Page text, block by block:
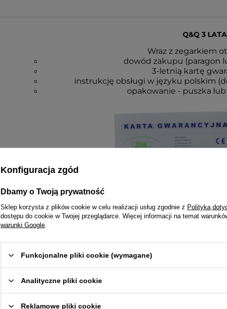
Q&Q 3 LATA
Wraz z zegarkiem
dowód zakupu (paragon
3-letnią kartę
instrukcję obsługi w języku polskim
opakowanie - puszka lub
Konfiguracja zgód
Dbamy o Twoją prywatność
Sklep korzysta z plików cookie w celu realizacji usług zgodnie z Polityką
dostępu do cookie w Twojej przeglądarce. Więcej informacji na temat
warunki Google
Funkcjonalne pliki cookie (wymagane)
Analityczne pliki cookie
Reklamowe pliki cookie